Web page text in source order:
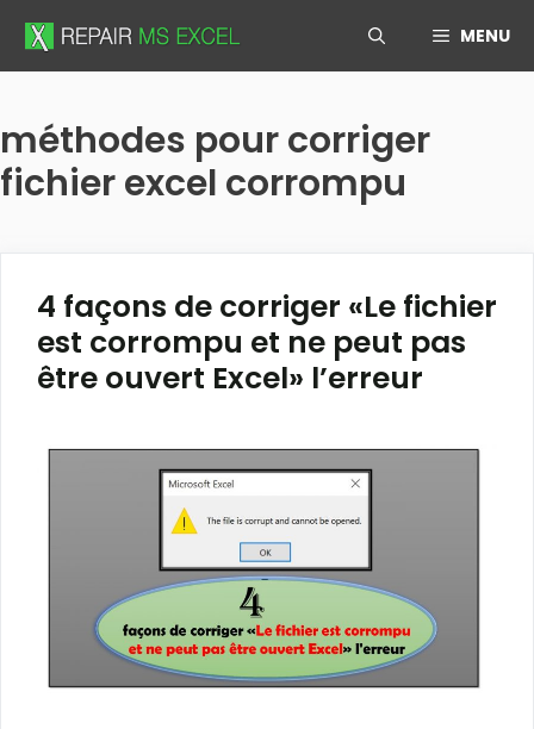
Skip
MENU
méthodes pour corriger
fichier excel corrompu
4 façons de corriger «Le fichier
est corrompu et ne peut pas
être ouvert Excel» l’erreur